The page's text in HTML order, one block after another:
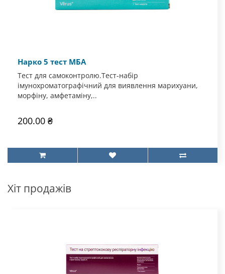
Нарко 5 тест МБА
Тест для самоконтролю.Тест-набір
імунохроматографічний для виявлення марихуани,
морфіну, амфетаміну,..
200.00 ₴
Хіт продажів